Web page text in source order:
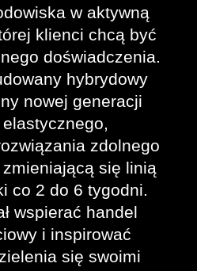
w aktywną
klienci chcą być
doświadczenia.
hybrydowy
nowej generacji
elastycznego,
zdolnego
się linią
co 2 do 6 tygodni.
wspierać handel
i inspirować
się swoimi